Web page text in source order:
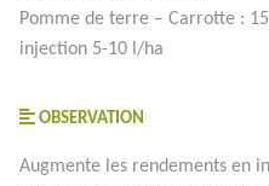
Pomme de terre – Carrotte :
injection 5-10 l/ha
OBSERVATION
Augmente les rendements en